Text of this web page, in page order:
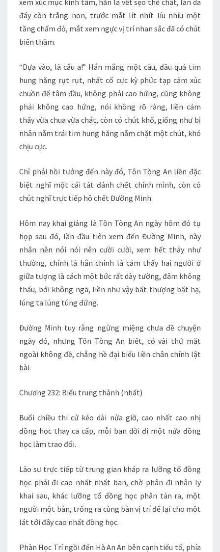
xem xúc mục kinh tâm, hắn là vết sẹo thể chất, làn da
đáy còn trắng nõn, trước mắt lít nhít líu nhíu một
tầng chấm đỏ, mắt xem ngực vị trí nhan sắc đã có chút
biến thâm.
“Dựa vào, là cẩu a!” Hắn mắng một câu, đầu quả tim
hung hăng rụt rụt, nhất cổ cực kỳ phức tạp cảm xúc
chuồn để tâm đầu, không phải cao hứng, cũng không
phải không cao hứng, nói không rõ ràng, liền cảm
thấy vừa chua vừa chát, còn có chút khổ, giống như bị
nhân nắm trái tim hung hăng nắm chặt một chút, khó
chịu cực.
Chỉ phải hồi tưởng đến này đó, Tôn Tòng An liền đặc
biệt nghĩ một cái tát đánh chết chính mình, còn có
chút nghĩ trực tiếp hô chết Đường Minh.
Hôm nay khai giảng là Tôn Tòng An ngày hôm đó tụ
họp sau đó, lần đầu tiên xem đến Đường Minh, này
nhân nên nói nói nên cười cười, xem hết thảy như
thường, chính là hắn chính là cảm thấy hai người ở
giữa tượng là cách một bức rất dày tường, đâm không
thấu, bới không ngã, liền như vậy bất thượng bất hạ,
lúng ta lúng túng đứng.
Đường Minh tuy rằng ngừng miệng chưa đề chuyện
ngày đó, nhưng Tôn Tòng An biết, có vài thứ mặt
ngoài không đề, chẳng hề đại biểu liền chân chính lật
bài.
Chương 232: Biểu trung thành (nhất)
Buổi chiều thi cử kéo dài nửa giờ, cao nhất cao nhị
đồng học thay ca cấp, mỗi ban dời đi một nửa đồng
học làm trao đổi.
Lão sư trực tiếp từ trung gian kháp ra lưỡng tổ đồng
học phái đi cao nhất nhất ban, chờ phân đi nhân ly
khai sau, khác lưỡng tổ đồng học phân tản ra, một
người một bàn, trống ra cùng bàn vị trí để lại cho một
lát tới đây cao nhất đồng học.
Phàn Học Trí ngồi đến Hà An An bên cạnh tiểu tổ, phía